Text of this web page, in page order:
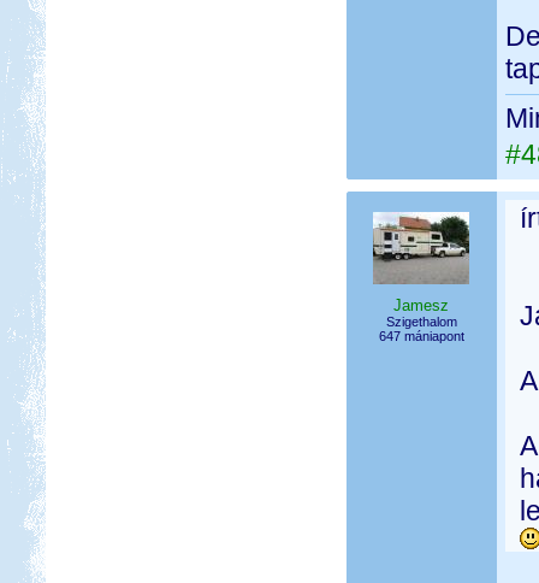
Jamesz
Szigethalom
647 mániapont